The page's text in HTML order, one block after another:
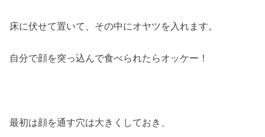
床に伏せて置いて、その中にオヤツを入れます。
自分で顔を突っ込んで食べられたらオッケー！
最初は顔を通す穴は大きくしておき、